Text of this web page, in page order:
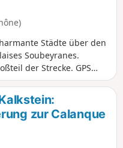
Städte über den
Soubeyranes.
der Strecke. GPS
zur Calanque